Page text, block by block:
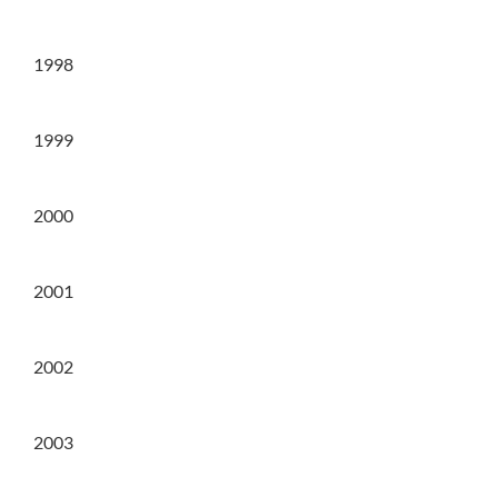
1998
1999
2000
2001
2002
2003